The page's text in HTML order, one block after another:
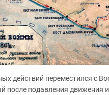
действий переместился с
после подавления движения